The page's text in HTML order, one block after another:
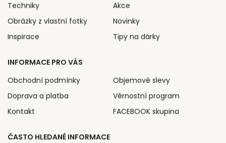
Techniky
Obrázky z vlastní fotky
Inspirace
Akce
Novinky
Tipy na dárky
INFORMACE PRO VÁS
Obchodní podmínky
Doprava a platba
Kontakt
Objemové slevy
Věrnostní program
FACEBOOK skupina
ČASTO HLEDANÉ INFORMACE